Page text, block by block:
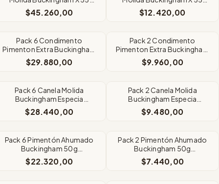
Grms
$45.260,00
Grms
$12.420,00
Pack 6 Condimento
Pimenton Extra Buckingham
x95grms
$29.880,00
Pack 2 Condimento
Pimenton Extra Buckingham
x95grms
$9.960,00
Pack 6 Canela Molida
Buckingham Especia
Premium Frasco x45g
$28.440,00
Pack 2 Canela Molida
Buckingham Especia
Premium Frasco x45g
$9.480,00
Pack 6 Pimentón Ahumado
Buckingham 50g
Condimento Dulce Intenso
$22.320,00
Pack 2 Pimentón Ahumado
Buckingham 50g
Condimento Dulce Intenso
$7.440,00